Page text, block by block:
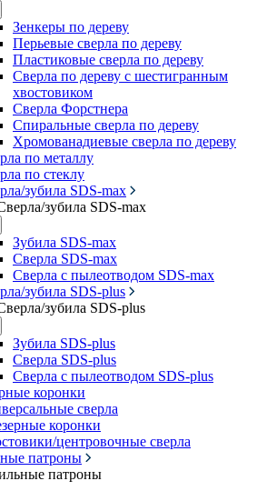
Зенкеры по дереву
Перьевые сверла по дереву
Пластиковые сверла по дереву
Сверла по дереву с шестигранным
хвостовиком
Сверла Форстнера
Спиральные сверла по дереву
Хромованадиевые сверла по дереву
по металлу
по стеклу
зубила SDS-max
зубила SDS-max
Зубила SDS-max
Сверла SDS-max
Сверла с пылеотводом SDS-max
зубила SDS-plus
зубила SDS-plus
Зубила SDS-plus
Сверла SDS-plus
Сверла с пылеотводом SDS-plus
коронки
сверла
коронки
центровочные сверла
патроны
патроны